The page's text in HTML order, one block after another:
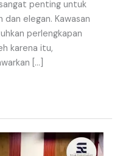
penting untuk
elegan. Kawasan
perlengkapan
karena itu,
[…]